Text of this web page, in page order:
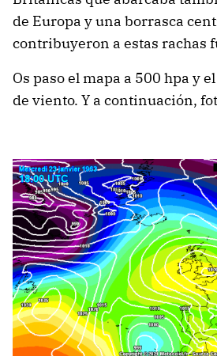
de Europa y una borrasca
contribuyeron a estas rachas
Os paso el mapa a 500 hpa y
de viento. Y a continuación,